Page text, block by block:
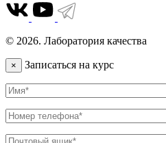
© 2026. Лаборатория качества
× Записаться на курс